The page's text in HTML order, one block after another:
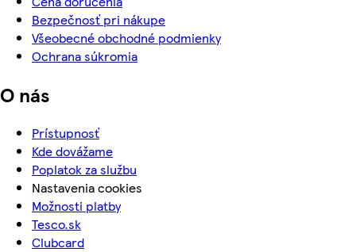
Bezpečnosť pri nákupe
Všeobecné obchodné podmienky
Ochrana súkromia
O nás
Prístupnosť
Kde dovážame
Poplatok za službu
Nastavenia cookies
Možnosti platby
Tesco.sk
Clubcard